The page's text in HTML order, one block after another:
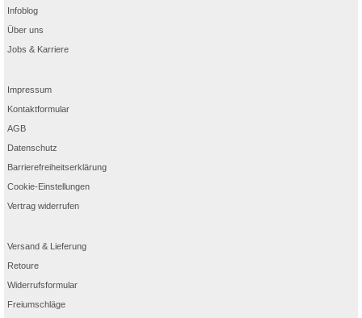
Infoblog
Über uns
Jobs & Karriere
Impressum
Kontaktformular
AGB
Datenschutz
Barrierefreiheitserklärung
Cookie-Einstellungen
Vertrag widerrufen
Versand & Lieferung
Retoure
Widerrufsformular
Freiumschläge